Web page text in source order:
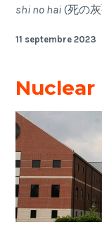
shi no hai (死の灰
11 septembre 2023
Nuclear